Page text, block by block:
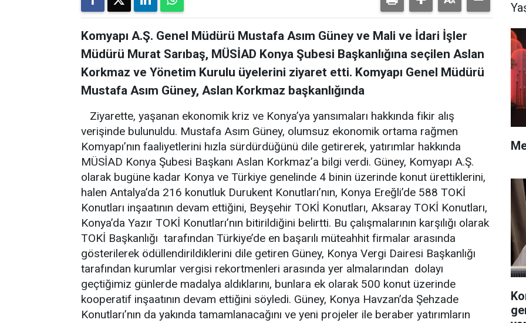
Komyapı A.Ş. Genel Müdürü Mustafa Asım Güney ve Mali ve İdari İşler
Müdürü Murat Sarıbaş, MÜSİAD Konya Şubesi Başkanlığına seçilen Aslan
Korkmaz ve Yönetim Kurulu üyelerini ziyaret etti. Komyapı Genel Müdürü
Mustafa Asım Güney, Aslan Korkmaz başkanlığında
Ziyarette, yaşanan ekonomik kriz ve Konya’ya yansımaları hakkında fikir alış
verişinde bulunuldu. Mustafa Asım Güney, olumsuz ekonomik ortama rağmen
Komyapı’nın faaliyetlerini hızla sürdürdüğünü dile getirerek, yatırımlar hakkında
MÜSİAD Konya Şubesi Başkanı Aslan Korkmaz’a bilgi verdi. Güney, Komyapı A.Ş.
olarak bugüne kadar Konya ve Türkiye genelinde 4 binin üzerinde konut ürettiklerini,
halen Antalya’da 216 konutluk Durukent Konutları’nın, Konya Ereğli’de 588 TOKİ
Konutları inşaatının devam ettiğini, Beyşehir TOKİ Konutları, Aksaray TOKİ Konutları,
Konya’da Yazır TOKİ Konutları’nın bitirildiğini belirtti. Bu çalışmalarının karşılığı olarak
TOKİ Başkanlığı tarafından Türkiye’de en başarılı müteahhit firmalar arasında
gösterilerek ödüllendirildiklerini dile getiren Güney, Konya Vergi Dairesi Başkanlığı
tarafından kurumlar vergisi rekortmenleri arasında yer almalarından dolayı
geçtiğimiz günlerde madalya aldıklarını, bunlara ek olarak 500 konut üzerinde
kooperatif inşaatının devam ettiğini söyledi. Güney, Konya Havzan’da Şehzade
Konutları’nın da yakında tamamlanacağını ve yeni projeler ile beraber yatırımların